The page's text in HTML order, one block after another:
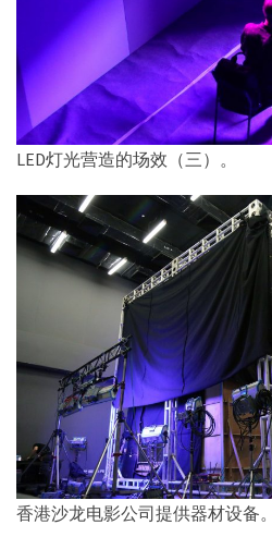
LED灯光营造的场效（三）。
香港沙龙电影公司提供器材设备。